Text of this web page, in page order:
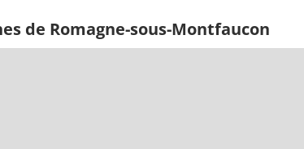
de Romagne-sous-Montfaucon